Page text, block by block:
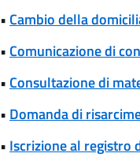
• Cambio della
• Comunicazione di
• Consultazione di
• Domanda di
• Iscrizione al registro